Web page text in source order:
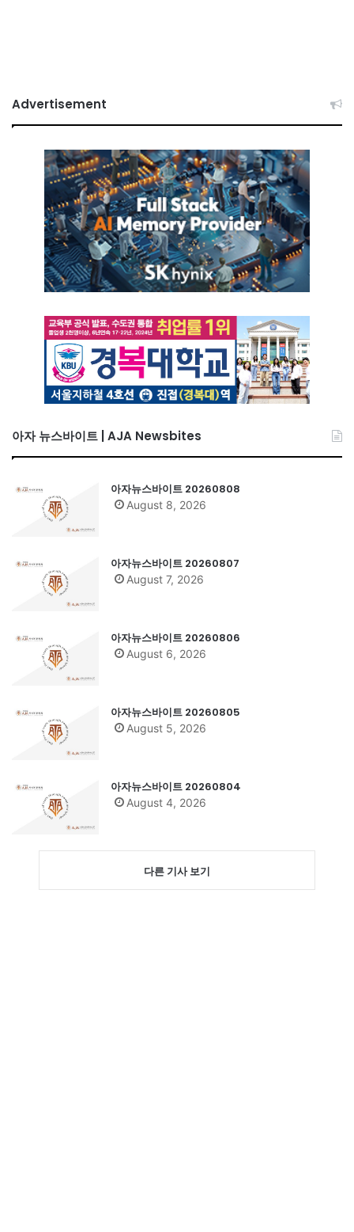
Advertisement
아자 뉴스바이트 | AJA Newsbites
아자뉴스바이트 20260808
August 8, 2026
아자뉴스바이트 20260807
August 7, 2026
아자뉴스바이트 20260806
August 6, 2026
아자뉴스바이트 20260805
August 5, 2026
아자뉴스바이트 20260804
August 4, 2026
다른 기사 보기